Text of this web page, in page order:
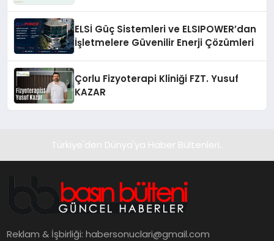
ELSİ Güç Sistemleri ve ELSIPOWER’dan
İşletmelere Güvenilir Enerji Çözümleri
Çorlu Fizyoterapi Kliniği FZT. Yusuf
KAZAR
Türkiye'den Dünya'ya Haber Bültenleri..
Reklam & İşbirliği:habersonuclari@gmail.com